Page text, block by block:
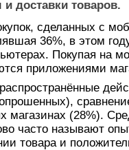
доставки товаров.
сделанных с
36%, в этом
Покупая на
приложениями
магазинах (28%).
часто называют
товара и